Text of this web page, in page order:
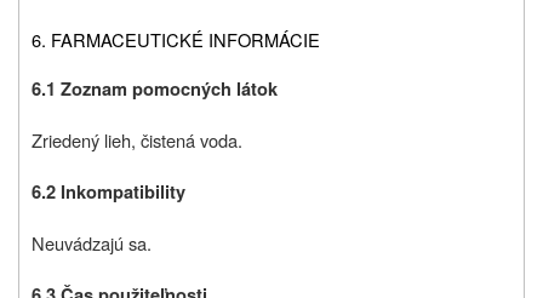
6. FARMACEUTICKÉ INFORMÁCIE
6.1 Zoznam pomocných látok
Zriedený lieh, čistená voda.
6.2 Inkompatibility
Neuvádzajú sa.